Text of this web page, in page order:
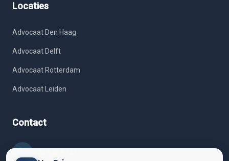
Locaties
Advocaat Den Haag
Advocaat Delft
Advocaat Rotterdam
Advocaat Leiden
Contact